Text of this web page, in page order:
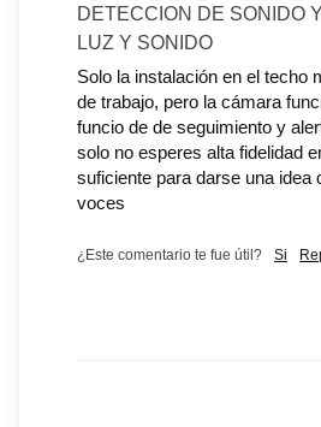
DETECCION DE SONIDO
LUZ Y SONIDO
Solo la instalación en el techo
de trabajo, pero la cámara
funcio de de seguimiento y
solo no esperes alta fidelidad
suficiente para darse una idea
voces
¿Este comentario te fue útil? Si